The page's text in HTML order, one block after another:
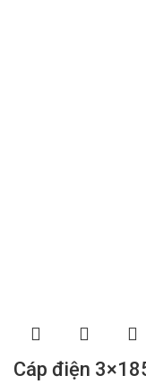
Cáp điện